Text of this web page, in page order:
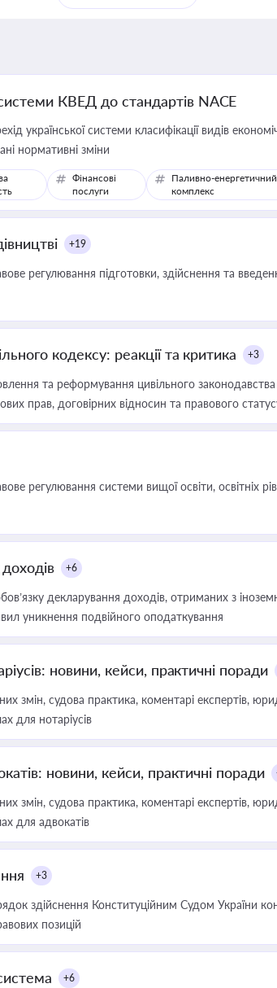
КВЕД до стандартів NACE
української системи класифікації видів
нормативні зміни
Фінансові
послуги
Паливно-енергетичний
комплекс
+19
регулювання підготовки, здійснення та
кодексу: реакції та критика +3
та реформування цивільного
прав, договірних відносин та правового
регулювання системи вищої освіти, освітніх
+6
декларування доходів, отриманих з
уникнення подвійного оподаткування
новини, кейси, практичні поради
змін, судова практика, коментарі експертів,
для нотаріусів
новини, кейси, практичні поради
змін, судова практика, коментарі експертів,
для адвокатів
+3
здійснення Конституційним Судом України
позицій
+6